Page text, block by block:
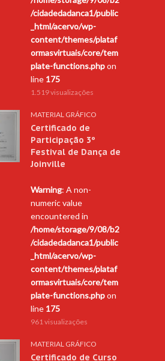
/cidadedadanca1/public
_html/acervo/wp-
content/themes/plataf
ormasvirtuais/core/tem
plate-functions.phpon
line 175
1.519 visualizações
MATERIAL GRÁFICO
Certificado de
Participação 3º
Festival de Dança de
Joinville
Warning: A non-
numeric value
encountered in
/home/storage/9/08/b2
/cidadedadanca1/public
_html/acervo/wp-
content/themes/plataf
ormasvirtuais/core/tem
plate-functions.phpon
line 175
961 visualizações
MATERIAL GRÁFICO
Certificado de Curso